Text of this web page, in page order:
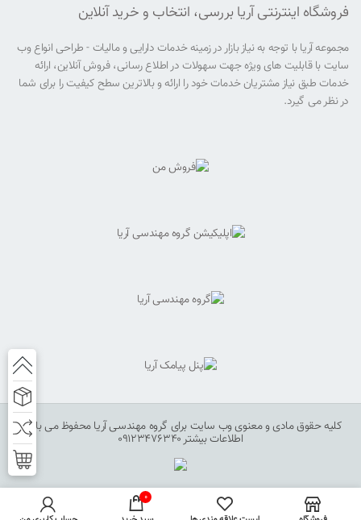
فروشگاه اینترنتی آریا بررسی، انتخاب و خرید آنلاین
مجموعه آریا با توجه به نیاز بازار در زمینه خدمات دارایی و مالیات - طراحی انواع وب
سایت با قابلیت های ویژه جهت سهولات در اطلاع رسانی، فروش آنلاین، ارائه
خدمات طبق نیاز مشتریان خدمات خود را ارائه و بالاترین سطح کیفیت را برای شما
در نظر می گیرد.
کلیه حقوق مادی و معنوی وب سایت برای گروه مهندسی آریا محفوظ می باشد.
اطلاعات بیشتر 09123476340
0